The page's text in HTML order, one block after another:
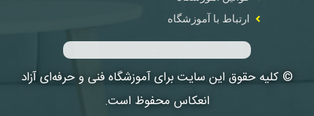
ارتباط با آموزشگاه
© کلیه حقوق این سایت برای آموزشگاه فنی و حرفه‌ای آزاد
انعکاس محفوظ است.